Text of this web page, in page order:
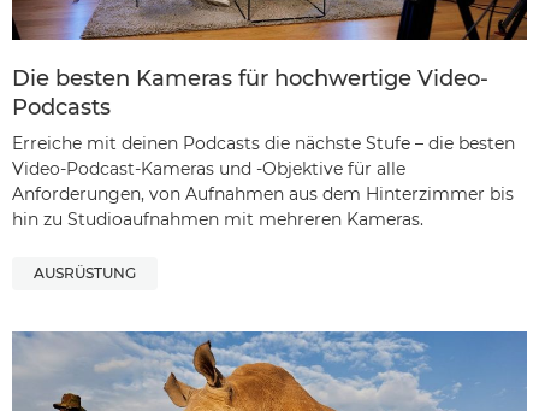
Die besten Kameras für hochwertige Video-
Podcasts
Erreiche mit deinen Podcasts die nächste Stufe – die besten
Video-Podcast-Kameras und -Objektive für alle
Anforderungen, von Aufnahmen aus dem Hinterzimmer bis
hin zu Studioaufnahmen mit mehreren Kameras.
AUSRÜSTUNG